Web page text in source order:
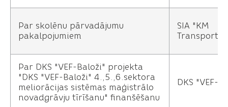
Par skolēnu pārvadājumu
pakalpojumiem
SIA "KM
Transports"
Par DKS "VEF-Baloži" projekta
"DKS "VEF-Baloži" 4.,5.,6.sektora
meliorācijas sistēmas maģistrālo
novadgrāvju tīrīšanu" finanšēšanu
DKS "VEF-